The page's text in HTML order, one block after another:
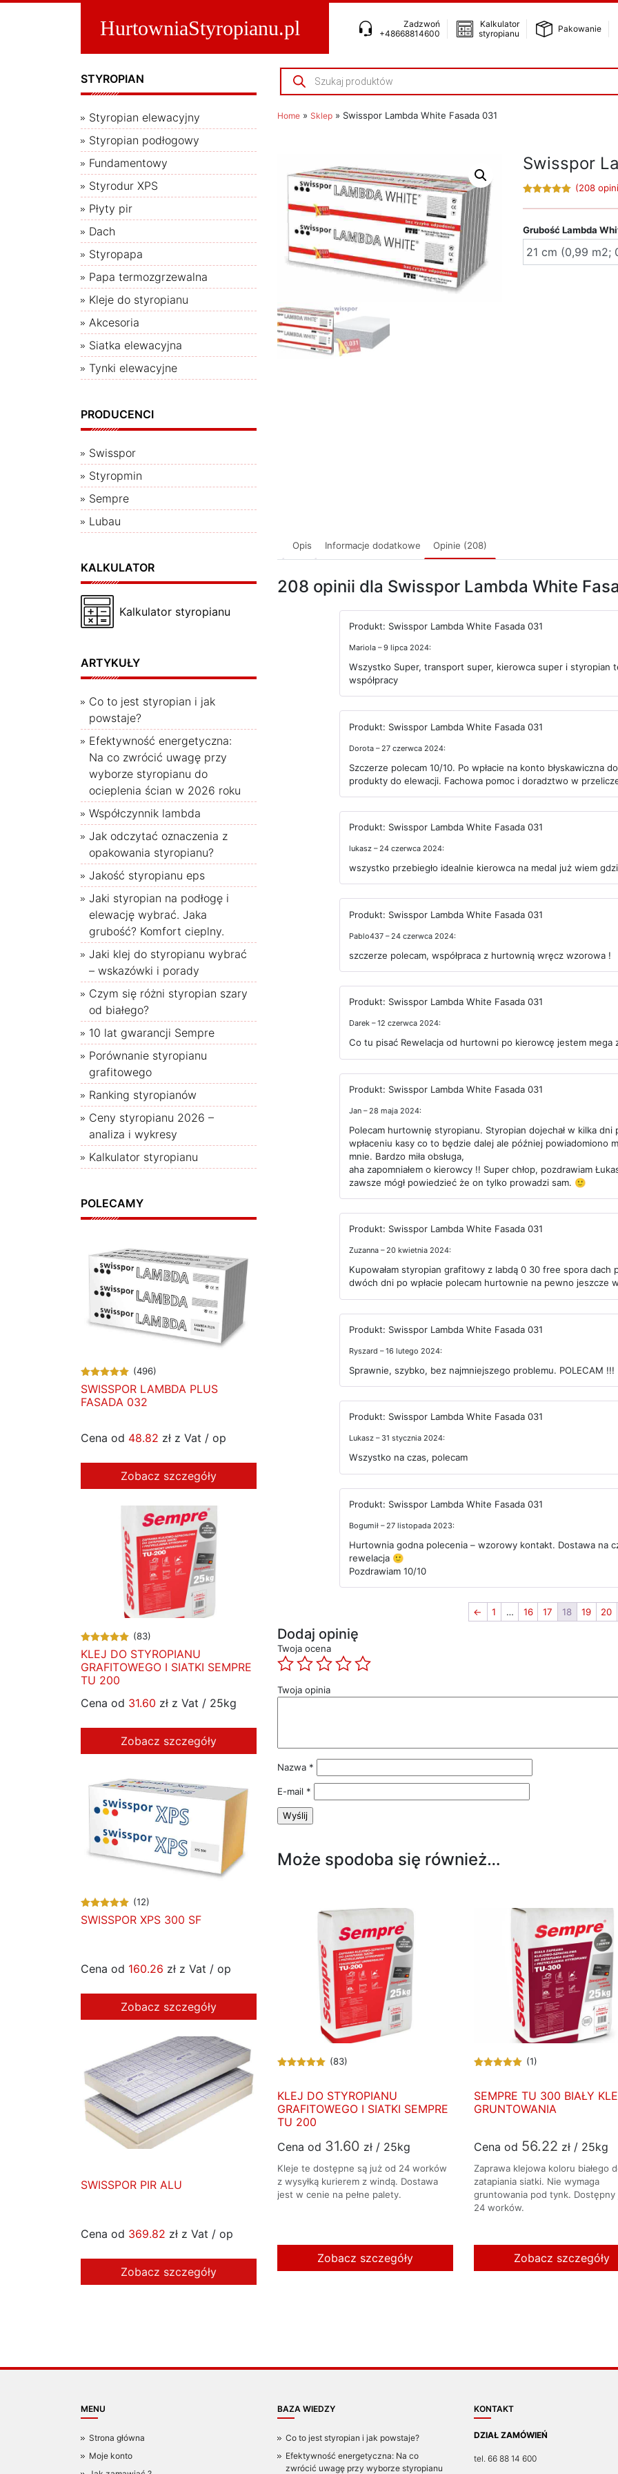
HurtowniaStyropianu.pl
Zadzwoń
+48668814600
Kalkulator
styropianu
Pakowanie
STYROPIAN
Styropian elewacyjny
Styropian podłogowy
Fundamentowy
Styrodur XPS
Płyty pir
Dach
Styropapa
Papa termozgrzewalna
Kleje do styropianu
Akcesoria
Siatka elewacyjna
Tynki elewacyjne
PRODUCENCI
Swisspor
Styropmin
Sempre
Lubau
KALKULATOR
Kalkulator styropianu
ARTYKUŁY
Co to jest styropian i jak
powstaje?
Efektywność energetyczna:
Na co zwrócić uwagę przy
wyborze styropianu do
ocieplenia ścian w 2026 roku
Współczynnik lambda
Jak odczytać oznaczenia z
opakowania styropianu?
Jakość styropianu eps
Jaki styropian na podłogę i
elewację wybrać. Jaka
grubość? Komfort cieplny.
Jaki klej do styropianu wybrać
– wskazówki i porady
Czym się różni styropian szary
od białego?
10 lat gwarancji Sempre
Porównanie styropianu
grafitowego
Ranking styropianów
Ceny styropianu 2026 –
analiza i wykresy
Kalkulator styropianu
POLECAMY
(496)
SWISSPOR LAMBDA PLUS
FASADA 032
Cena od 48.82 zł z Vat / op
Zobacz szczegóły
(83)
KLEJ DO STYROPIANU
GRAFITOWEGO I SIATKI SEMPRE
TU 200
Cena od 31.60 zł z Vat / 25kg
Zobacz szczegóły
(12)
SWISSPOR XPS 300 SF
Cena od 160.26 zł z Vat / op
Zobacz szczegóły
SWISSPOR PIR ALU
Cena od 369.82 zł z Vat / op
Zobacz szczegóły
WYSZUKIWARKA
PRODUKTÓW
Home » Sklep » Swisspor Lambda White Fasada 031
Swisspor
5
(208
Grubość Lambda
Opis Informacje dodatkowe Opinie (208)
208 opinii dla Swisspor Lambda White
Produkt: Swisspor Lambda White Fasada 031
Mariola – 9 lipca 2024:
Wszystko Super, transport super, kierowca super i styropian
współpracy
Produkt: Swisspor Lambda White Fasada 031
Dorota – 27 czerwca 2024:
Szczerze polecam 10/10. Po wpłacie na konto błyskawiczna
produkty do elewacji. Fachowa pomoc i doradztwo w
Produkt: Swisspor Lambda White Fasada 031
lukasz – 24 czerwca 2024:
wszystko przebiegło idealnie kierowca na medal już wiem
Produkt: Swisspor Lambda White Fasada 031
Pablo437 – 24 czerwca 2024:
szczerze polecam, współpraca z hurtownią wręcz wzorowa !
Produkt: Swisspor Lambda White Fasada 031
Darek – 12 czerwca 2024:
Co tu pisać Rewelacja od hurtowni po kierowcę jestem mega
Produkt: Swisspor Lambda White Fasada 031
Jan – 28 maja 2024:
Polecam hurtownię styropianu. Styropian dojechał w kilka dni
wpłaceniu kasy co to będzie dalej ale później powiadomiono
mnie. Bardzo miła obsługa,
aha zapomniałem o kierowcy !! Super chłop, pozdrawiam
zawsze mógł powiedzieć że on tylko prowadzi sam. 🙂
Produkt: Swisspor Lambda White Fasada 031
Zuzanna – 20 kwietnia 2024:
Kupowałam styropian grafitowy z labdą 0 30 free spora dach
dwóch dni po wpłacie polecam hurtownie na pewno jeszcze
Produkt: Swisspor Lambda White Fasada 031
Ryszard – 16 lutego 2024:
Sprawnie, szybko, bez najmniejszego problemu. POLECAM !!!
Produkt: Swisspor Lambda White Fasada 031
Lukasz – 31 stycznia 2024:
Wszystko na czas, polecam
Produkt: Swisspor Lambda White Fasada 031
Bogumił – 27 listopada 2023:
Hurtownia godna polecenia – wzorowy kontakt. Dostawa na
rewelacja 🙂
Pozdrawiam 10/10
← 1 … 16 17 18 19 20
Dodaj opinię
Twoja ocena
Twoja opinia
Nazwa *
E-mail *
Może spodoba się również…
(83)
KLEJ DO STYROPIANU
GRAFITOWEGO I SIATKI SEMPRE
TU 200
Cena od 31.60 zł / 25kg
Kleje te dostępne są już od 24 worków
z wysyłką kurierem z windą. Dostawa
jest w cenie na pełne palety.
Zobacz szczegóły
(1)
SEMPRE TU 300 BIAŁY
GRUNTOWANIA
Cena od 56.22 zł / 25kg
Zaprawa klejowa koloru białego
zatapiania siatki. Nie wymaga
gruntowania pod tynk. Dostępny
24 worków.
Zobacz szczegóły
MENU
Strona główna
Moje konto
BAZA WIEDZY
Co to jest styropian i jak powstaje?
Efektywność energetyczna: Na co
zwrócić uwagę przy wyborze styropianu
KONTAKT
DZIAŁ ZAMÓWIEŃ
tel. 66 88 14 600